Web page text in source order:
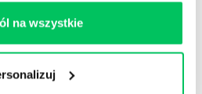
na wszystkie